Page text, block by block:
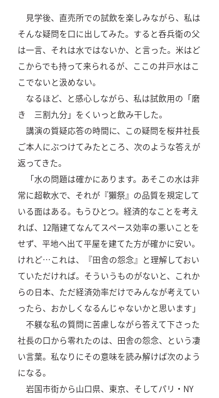
見学後、直売所での試飲を楽しみながら、私は
そんな疑問を口に出してみた。すると呑兵衛の父
は一言、それは水ではないか、と言った。米はど
こからでも持って来られるが、ここの井戸水はこ
こでないと汲めない。
なるほど、と感心しながら、私は試飲用の「磨
き 三割九分」をくいっと飲み干した。
講演の質疑応答の時間に、この疑問を桜井社長
ご本人にぶつけてみたところ、次のような答えが
返ってきた。
「水の問題は確かにあります。あそこの水は非
常に超軟水で、それが『獺祭』の品質を規定して
いる面はある。もうひとつ。経済的なことを考え
れば、12階建てなんてスペース効率の悪いことを
せず、平地へ出て平屋を建てた方が確かに安い。
けれど…これは、『田舎の怨念』と理解しておい
ていただければ。そういうものがないと、これか
らの日本、ただ経済効率だけでみんなが考えてい
ったら、おかしくなるんじゃないかと思います」
不躾な私の質問に苦慮しながら答えて下さった
社長の口から零れたのは、田舎の怨念、という凄
い言葉。私なりにその意味を読み解けば次のよう
になる。
岩国市街から山口県、東京、そしてパリ・NY